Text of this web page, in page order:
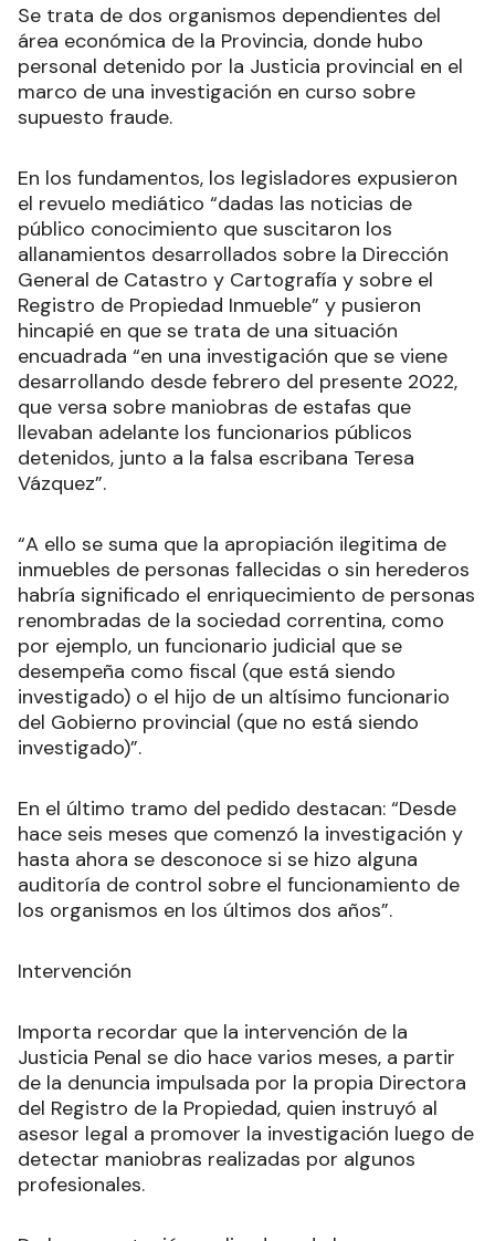
Se trata de dos organismos dependientes del
área económica de la Provincia, donde hubo
personal detenido por la Justicia provincial en el
marco de una investigación en curso sobre
supuesto fraude.
En los fundamentos, los legisladores expusieron
el revuelo mediático “dadas las noticias de
público conocimiento que suscitaron los
allanamientos desarrollados sobre la Dirección
General de Catastro y Cartografía y sobre el
Registro de Propiedad Inmueble” y pusieron
hincapié en que se trata de una situación
encuadrada “en una investigación que se viene
desarrollando desde febrero del presente 2022,
que versa sobre maniobras de estafas que
llevaban adelante los funcionarios públicos
detenidos, junto a la falsa escribana Teresa
Vázquez”.
“A ello se suma que la apropiación ilegitima de
inmuebles de personas fallecidas o sin herederos
habría significado el enriquecimiento de personas
renombradas de la sociedad correntina, como
por ejemplo, un funcionario judicial que se
desempeña como fiscal (que está siendo
investigado) o el hijo de un altísimo funcionario
del Gobierno provincial (que no está siendo
investigado)”.
En el último tramo del pedido destacan: “Desde
hace seis meses que comenzó la investigación y
hasta ahora se desconoce si se hizo alguna
auditoría de control sobre el funcionamiento de
los organismos en los últimos dos años”.
Intervención
Importa recordar que la intervención de la
Justicia Penal se dio hace varios meses, a partir
de la denuncia impulsada por la propia Directora
del Registro de la Propiedad, quien instruyó al
asesor legal a promover la investigación luego de
detectar maniobras realizadas por algunos
profesionales.